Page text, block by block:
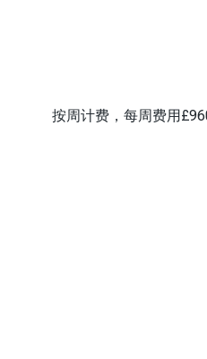
按周计费，每周费用